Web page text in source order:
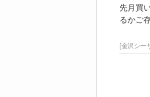
先月買
るかご
[金沢シー